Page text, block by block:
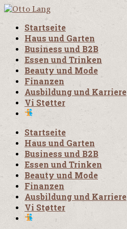
Startseite
Haus und Garten
Business und B2B
Essen und Trinken
Beauty und Mode
Finanzen
Ausbildung und Karriere
Vi Støtter
Startseite
Haus und Garten
Business und B2B
Essen und Trinken
Beauty und Mode
Finanzen
Ausbildung und Karriere
Vi Støtter